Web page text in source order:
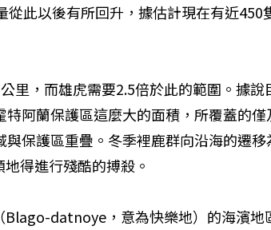
此以後有所回升，據估計現在有近450
里，而雄虎需要2.5倍於此的範圍。據說
阿蘭保護區這麼大的面積，所覆蓋的僅
保護區重疊。冬季裡鹿群向沿海的遷移
得進行殘酷的搏殺。
datnoye，意為快樂地）的海濱地